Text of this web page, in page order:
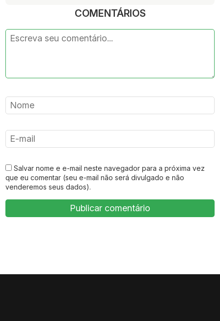
COMENTÁRIOS
Salvar nome e e-mail neste navegador para a próxima vez
que eu comentar (seu e-mail não será divulgado e não
venderemos seus dados).